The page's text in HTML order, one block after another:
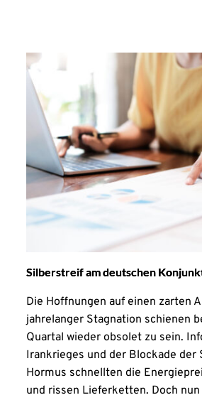
Silberstreif am deutschen
Die Hoffnungen auf einen zarten
jahrelanger Stagnation schienen
Quartal wieder obsolet zu sein.
Irankrieges und der Blockade der
Hormus schnellten die
und rissen Lieferketten. Doch